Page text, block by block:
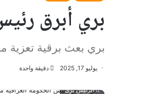
بري أبرق
بري بعث برقية تعزية
يوليو 17, 2025 دقيقة واحدة
الرئيس بري